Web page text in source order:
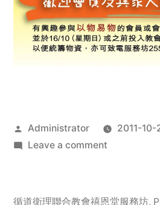
Posted
by
Administrator 2011-10-
Leave a commenton
服
循道衛理聯合教會禧恩堂服務坊,